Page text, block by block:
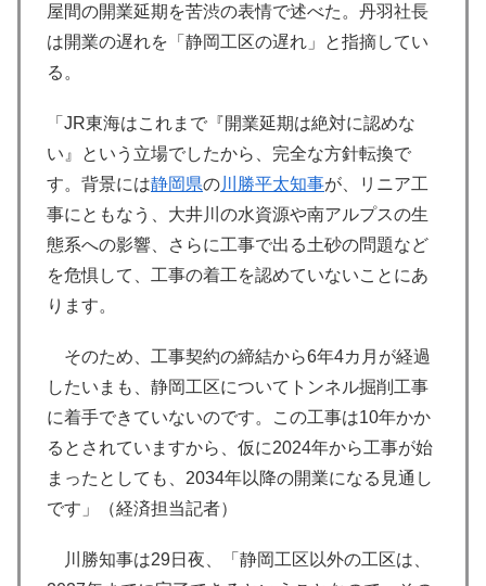
屋間の開業延期を苦渋の表情で述べた。丹羽社長
は開業の遅れを「静岡工区の遅れ」と指摘してい
る。
「JR東海はこれまで『開業延期は絶対に認めな
い』という立場でしたから、完全な方針転換で
す。背景には静岡県の川勝平太知事が、リニア工
事にともなう、大井川の水資源や南アルプスの生
態系への影響、さらに工事で出る土砂の問題など
を危惧して、工事の着工を認めていないことにあ
ります。
そのため、工事契約の締結から6年4カ月が経過
したいまも、静岡工区についてトンネル掘削工事
に着手できていないのです。この工事は10年かか
るとされていますから、仮に2024年から工事が始
まったとしても、2034年以降の開業になる見通し
です」（経済担当記者）
川勝知事は29日夜、「静岡工区以外の工区は、